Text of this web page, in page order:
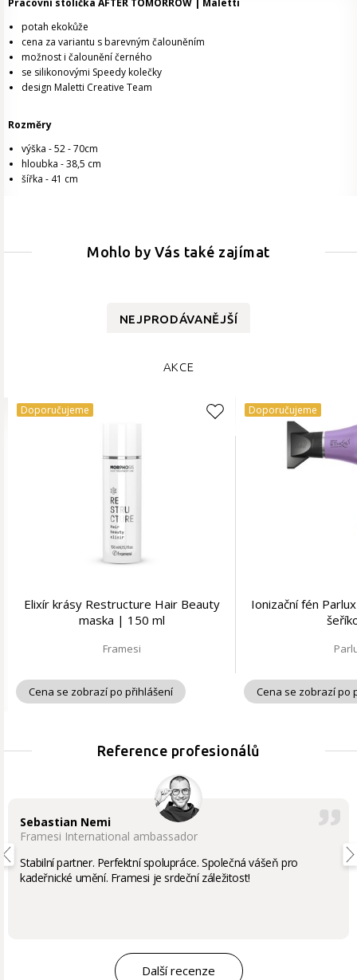
Pracovní stolička AFTER TOMORROW | Maletti
potah ekokůže
cena za variantu s barevným čalouněním
možnost i čalounění černého
se silikonovými Speedy kolečky
design Maletti Creative Team
Rozměry
výška - 52 - 70cm
hloubka - 38,5 cm
šířka - 41 cm
Mohlo by Vás také zajímat
NEJPRODÁVANĚJŠÍ
AKCE
Doporučujeme
Elixír krásy Restructure Hair Beauty
maska | 150 ml
Framesi
Cena se zobrazí po přihlášení
Doporučujeme
Ionizační fén
Cena se zobrazí po
Reference profesionálů
Sebastian Nemi
Framesi International ambassador
Stabilní partner. Perfektní spolupráce. Společná vášeň pro
kadeřnické umění. Framesi je srdeční záležitost!
Další recenze